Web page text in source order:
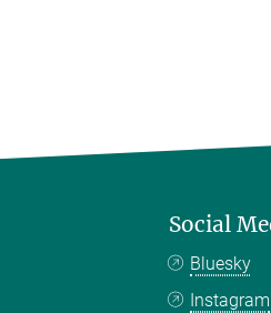
Social
Bluesky
Instagram